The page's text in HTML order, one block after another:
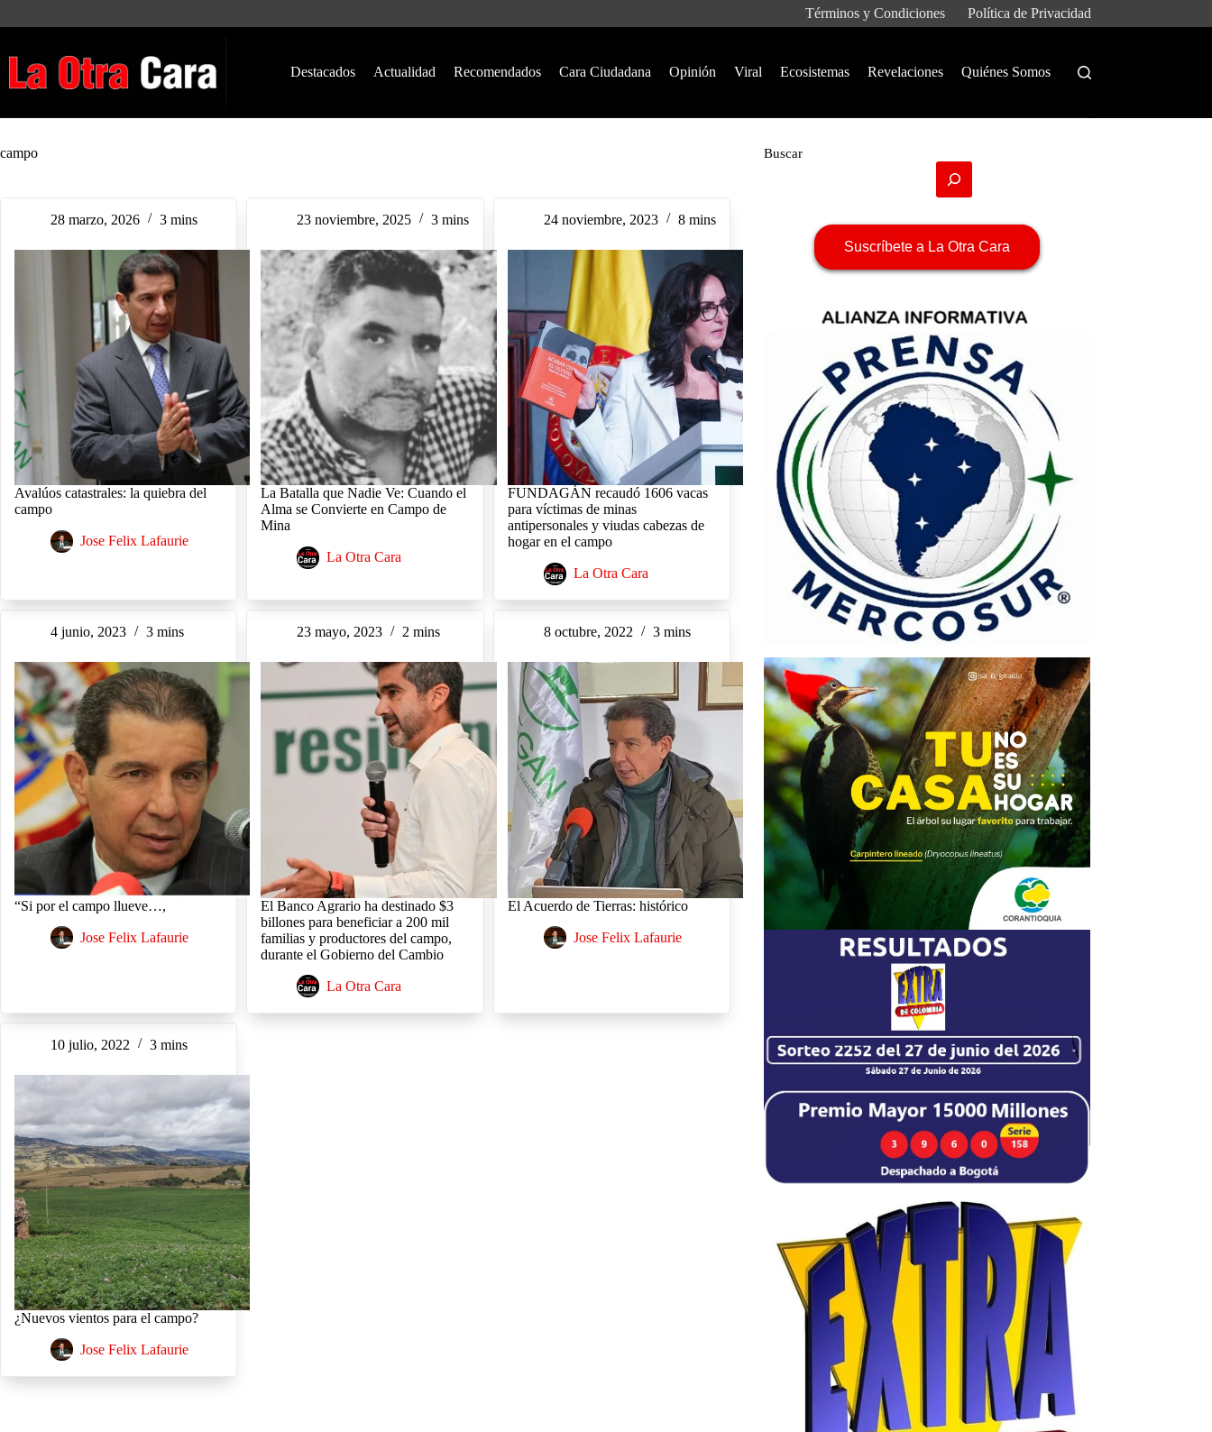
Términos y Condiciones Política de Privacidad
Destacados Actualidad Recomendados Cara Ciudadana Opinión Viral Ecosistemas Revelaciones Quiénes Somos
campo
28 marzo, 2026 3 mins
Avalúos catastrales: la quiebra del
campo
Jose Felix Lafaurie
23 noviembre, 2025 3 mins
La Batalla que Nadie Ve: Cuando el
Alma se Convierte en Campo de
Mina
La Otra Cara
24 noviembre, 2023 8 mins
FUNDAGÁN recaudó 1606 vacas
para víctimas de minas
antipersonales y viudas cabezas de
hogar en el campo
La Otra Cara
4 junio, 2023 3 mins
“Si por el campo llueve…,
Jose Felix Lafaurie
23 mayo, 2023 2 mins
El Banco Agrario ha destinado $3
billones para beneficiar a 200 mil
familias y productores del campo,
durante el Gobierno del Cambio
La Otra Cara
8 octubre, 2022 3 mins
El Acuerdo de Tierras: histórico
Jose Felix Lafaurie
10 julio, 2022 3 mins
¿Nuevos vientos para el campo?
Jose Felix Lafaurie
Buscar
Suscríbete a La Otra Cara